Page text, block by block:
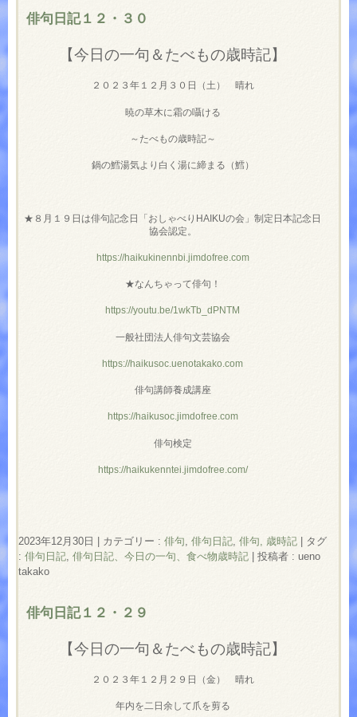
俳句日記１２・３０
【今日の一句＆たべもの歳時記】
２０２３年１２月３０日（土） 晴れ
暁の草木に霜の囁ける
～たべもの歳時記～
鍋の鱈湯気より白く湯に締まる（鱈）
★８月１９日は俳句記念日「おしゃべりHAIKUの会」制定日本記念日
協会認定。
https://haikukinennbi.jimdofree.com
★なんちゃって俳句！
https://youtu.be/1wkTb_dPNTM
一般社団法人俳句文芸協会
https://haikusoc.uenotakako.com
俳句講師養成講座
https://haikusoc.jimdofree.com
俳句検定
https://haikukenntei.jimdofree.com/
2023年12月30日 カテゴリー : 俳句, 俳句日記, 俳句, 歳時記
タグ
: 俳句日記, 俳句日記、今日の一句、食べ物歳時記
投稿者 : ueno
takako
俳句日記１２・２９
【今日の一句＆たべもの歳時記】
２０２３年１２月２９日（金） 晴れ
年内を二日余して爪を剪る